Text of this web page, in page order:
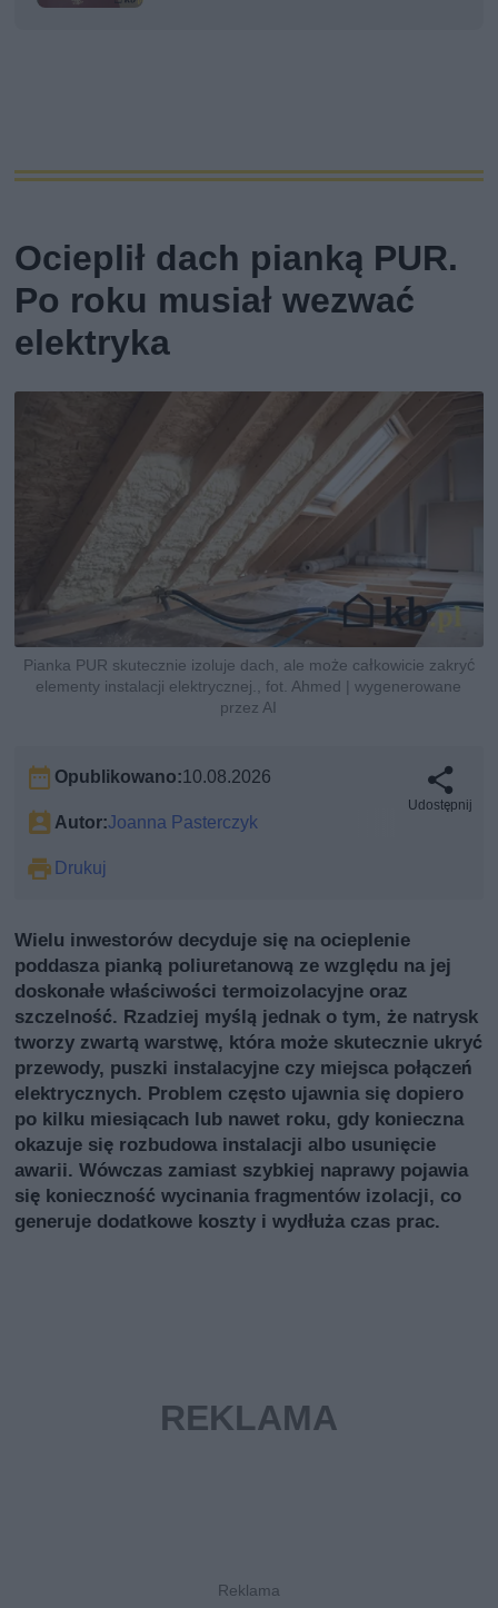
Ocieplił dach pianką PUR.
Po roku musiał wezwać
elektryka
Pianka PUR skutecznie izoluje dach, ale może całkowicie zakryć
elementy instalacji elektrycznej., fot. Ahmed | wygenerowane
przez AI
Opublikowano:10.08.2026
Autor:Joanna Pasterczyk
Drukuj
Udostępnij
Wielu inwestorów decyduje się na ocieplenie
poddasza pianką poliuretanową ze względu na jej
doskonałe właściwości termoizolacyjne oraz
szczelność. Rzadziej myślą jednak o tym, że natrysk
tworzy zwartą warstwę, która może skutecznie ukryć
przewody, puszki instalacyjne czy miejsca połączeń
elektrycznych. Problem często ujawnia się dopiero
po kilku miesiącach lub nawet roku, gdy konieczna
okazuje się rozbudowa instalacji albo usunięcie
awarii. Wówczas zamiast szybkiej naprawy pojawia
się konieczność wycinania fragmentów izolacji, co
generuje dodatkowe koszty i wydłuża czas prac.